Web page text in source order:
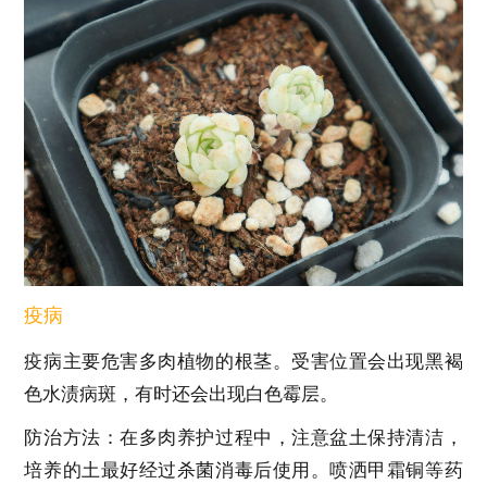
疫病
疫病主要危害多肉植物的根茎。受害位置会出现黑褐
色水渍病斑，有时还会出现白色霉层。
防治方法：在多肉养护过程中，注意盆土保持清洁，
培养的土最好经过杀菌消毒后使用。喷洒甲霜铜等药